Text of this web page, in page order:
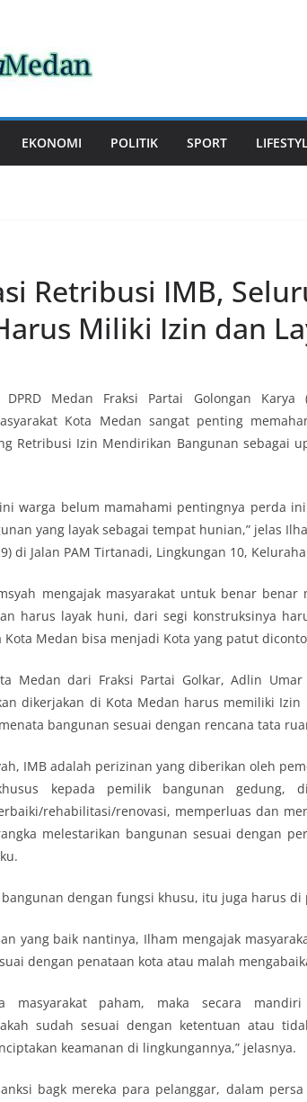
EKONOMI POLITIK SPORT
Retribusi IMB,
Miliki Izin dan
DPRD Medan Fraksi Partai Golongan Karya
Kota Medan sangat penting
Retribusi Izin Mendirikan Bangunan sebagai
warga belum mamahami pentingnya perda
yang layak sebagai tempat hunian,” jelas
di Jalan PAM Tirtanadi, Lingkungan 10,
mengajak masyarakat untuk benar
harus layak huni, dari segi konstruksinya
Medan bisa menjadi Kota yang patut
Medan dari Fraksi Partai Golkar, Adlin
dikerjakan di Kota Medan harus memiliki Izin
bangunan sesuai dengan rencana tata
IMB adalah perizinan yang diberikan oleh
kepada pemilik bangunan gedung,
rehabilitasi/renovasi, memperluas dan
melestarikan bangunan sesuai dengan
bangunan dengan fungsi khusu, itu juga harus di
yang baik nantinya, Ilham mengajak
dengan penataan kota atau malah
masyarakat paham, maka secara
sudah sesuai dengan ketentuan atau
keamanan di lingkungannya,” jelasnya.
bagk mereka para pelanggar, dalam